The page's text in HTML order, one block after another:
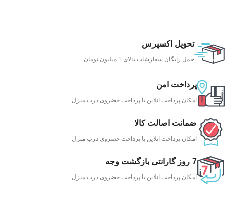
تحویل اکسپرس
حمل رایگان سفارشات بالای 1 میلیون تومان
پرداخت امن
امکان پرداخت انلاین یا پرداخت حضروی درب منزل
ضمانت اصالت کالا
امکان پرداخت انلاین یا پرداخت حضروی درب منزل
7 روز گارانتی بازگشت وجه
امکان پرداخت انلاین یا پرداخت حضروی درب منزل